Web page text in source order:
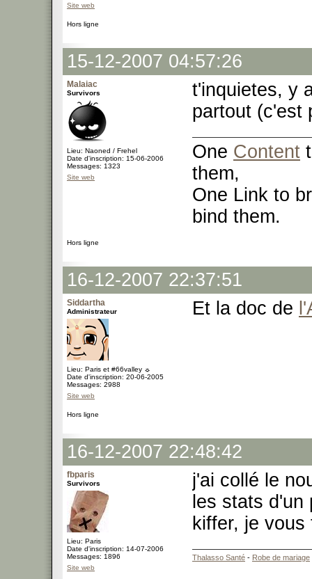
Site web
Hors ligne
15-12-2007 04:57:26
Malaiac
Survivors
Lieu: Naoned / Frehel
Date d'inscription: 15-06-2006
Messages: 1323
Site web
t'inquietes, y
partout (c'est
One Content
them,
One Link to
bind them.
Hors ligne
16-12-2007 22:37:51
Siddartha
Administrateur
Lieu: Paris et #66valley ☼
Date d'inscription: 20-06-2005
Messages: 2988
Site web
Et la doc de
Hors ligne
16-12-2007 22:48:42
fbparis
Survivors
Lieu: Paris
Date d'inscription: 14-07-2006
Messages: 1896
Site web
j'ai collé le
les stats
kiffer, je
Thalasso Santé - Robe de mariage